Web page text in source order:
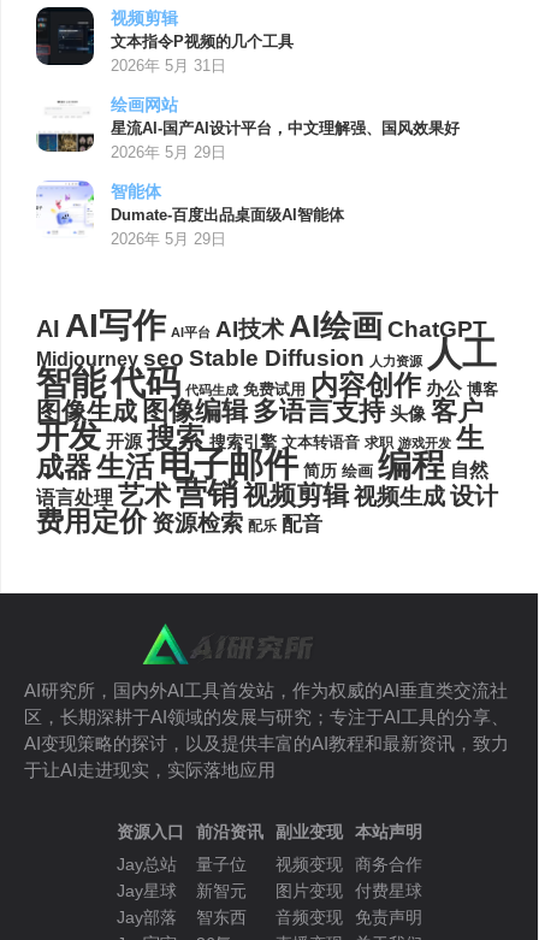
视频剪辑
文本指令P视频的几个工具
2026年 5月 31日
绘画网站
星流AI-国产AI设计平台，中文理解强、国风效果好
2026年 5月 29日
智能体
Dumate-百度出品桌面级AI智能体
2026年 5月 29日
AI AI写作 AI平台 AI技术AI绘画ChatGPT
Midjourney seo Stable Diffusion 人力资源 人工
智能代码 代码生成 免费试用 内容创作 办公 博客
图像生成 图像编辑 多语言支持 头像 客户
开发 开源 搜索 搜索引擎 文本转语音 求职 游戏开发 生
成器生活电子邮件 简历 绘画 编程 自然
语言处理 艺术营销视频剪辑视频生成设计
费用定价 资源检索 配乐 配音
AI研究所，国内外AI工具首发站，作为权威的AI垂直类交流社
区，长期深耕于AI领域的发展与研究；专注于AI工具的分享、
AI变现策略的探讨，以及提供丰富的AI教程和最新资讯，致力
于让AI走进现实，实际落地应用
资源入口
Jay总站
Jay星球
Jay部落
前沿资讯
量子位
新智元
智东西
副业变现
视频变现
图片变现
音频变现
本站声明
商务合作
付费星球
免责声明